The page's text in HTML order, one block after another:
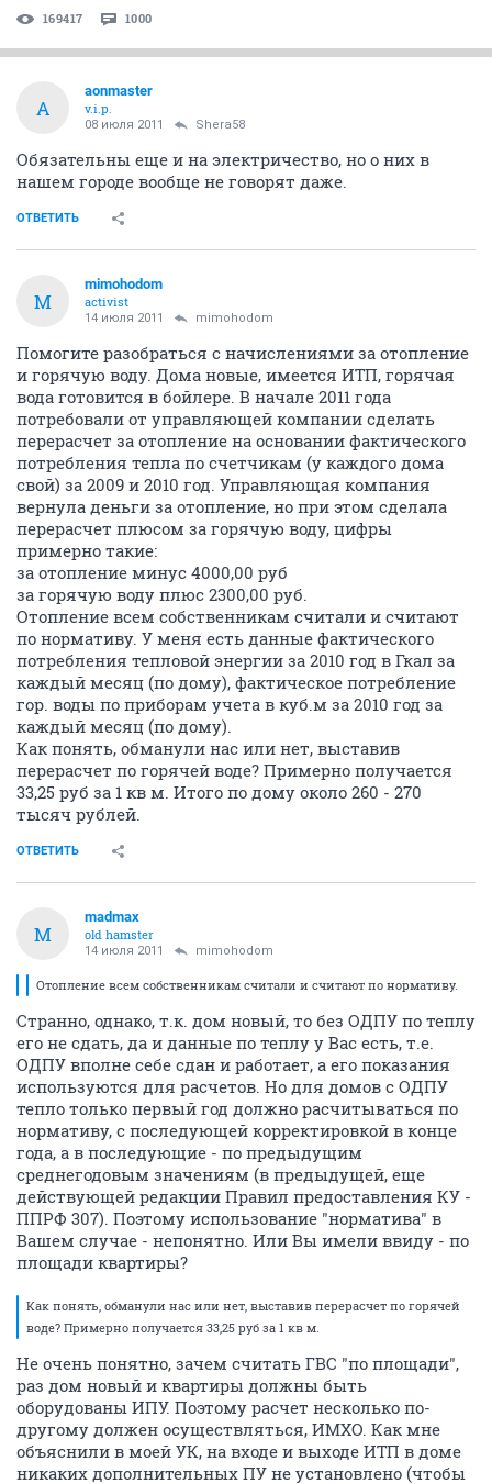
169417 1000
A
aonmaster
v.i.p.
08 июля 2011 Shera58
Обязательны еще и на электричество, но о них в
нашем городе вообще не говорят даже.
ОТВЕТИТЬ
M
mimohodom
activist
14 июля 2011 mimohodom
Помогите разобраться с начислениями за отопление
и горячую воду. Дома новые, имеется ИТП, горячая
вода готовится в бойлере. В начале 2011 года
потребовали от управляющей компании сделать
перерасчет за отопление на основании фактического
потребления тепла по счетчикам (у каждого дома
свой) за 2009 и 2010 год. Управляющая компания
вернула деньги за отопление, но при этом сделала
перерасчет плюсом за горячую воду, цифры
примерно такие:
за отопление минус 4000,00 руб
за горячую воду плюс 2300,00 руб.
Отопление всем собственникам считали и считают
по нормативу. У меня есть данные фактического
потребления тепловой энергии за 2010 год в Гкал за
каждый месяц (по дому), фактическое потребление
гор. воды по приборам учета в куб.м за 2010 год за
каждый месяц (по дому).
Как понять, обманули нас или нет, выставив
перерасчет по горячей воде? Примерно получается
33,25 руб за 1 кв м. Итого по дому около 260 - 270
тысяч рублей.
ОТВЕТИТЬ
M
madmax
old hamster
14 июля 2011 mimohodom
Отопление всем собственникам считали и считают по нормативу.
Странно, однако, т.к. дом новый, то без ОДПУ по теплу
его не сдать, да и данные по теплу у Вас есть, т.е.
ОДПУ вполне себе сдан и работает, а его показания
используются для расчетов. Но для домов с ОДПУ
тепло только первый год должно расчитываться по
нормативу, с последующей корректировкой в конце
года, а в последующие - по предыдущим
среднегодовым значениям (в предыдущей, еще
действующей редакции Правил предоставления КУ -
ППРФ 307). Поэтому использование "норматива" в
Вашем случае - непонятно. Или Вы имели ввиду - по
площади квартиры?
Как понять, обманули нас или нет, выставив перерасчет по горячей
воде? Примерно получается 33,25 руб за 1 кв м.
Не очень понятно, зачем считать ГВС "по площади",
раз дом новый и квартиры должны быть
оборудованы ИПУ. Поэтому расчет несколько по-
другому должен осуществляться, ИМХО. Как мне
объяснили в моей УК, на входе и выходе ИТП в доме
никаких дополнительных ПУ не установлено (чтобы